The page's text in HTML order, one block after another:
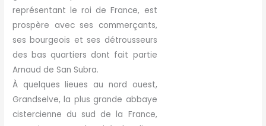
représentant le roi de France, est
prospère avec ses commerçants,
ses bourgeois et ses détrousseurs
des bas quartiers dont fait partie
Arnaud de San Subra.
À quelques lieues au nord ouest,
Grandselve, la plus grande abbaye
cistercienne du sud de la France,